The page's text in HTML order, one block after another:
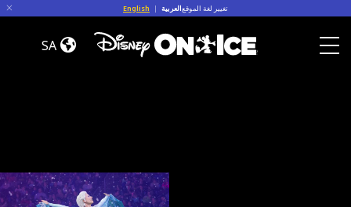
تغيير لغة الموقعالعربية |
English
الأسئلة
الشائعة SA